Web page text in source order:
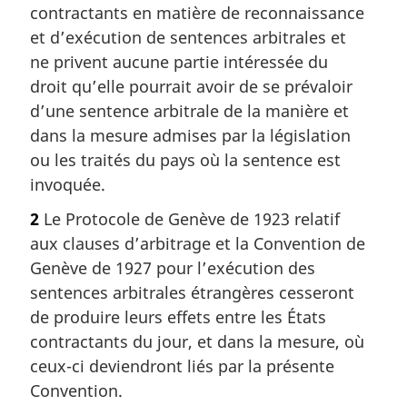
contractants en matière de reconnaissance
et d’exécution de sentences arbitrales et
ne privent aucune partie intéressée du
droit qu’elle pourrait avoir de se prévaloir
d’une sentence arbitrale de la manière et
dans la mesure admises par la législation
ou les traités du pays où la sentence est
invoquée.
2 Le Protocole de Genève de 1923 relatif
aux clauses d’arbitrage et la Convention de
Genève de 1927 pour l’exécution des
sentences arbitrales étrangères cesseront
de produire leurs effets entre les États
contractants du jour, et dans la mesure, où
ceux-ci deviendront liés par la présente
Convention.